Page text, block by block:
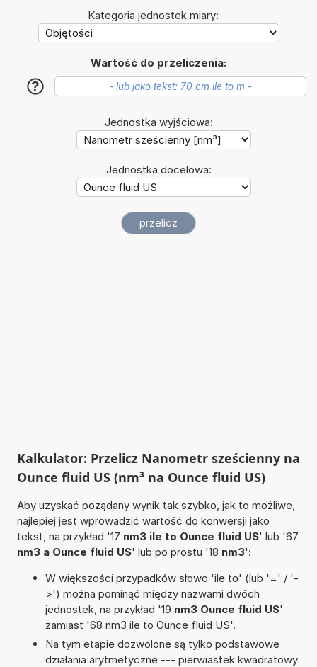
Kategoria jednostek miary:
Wartość do przeliczenia:
?
Jednostka wyjściowa:
Jednostka docelowa:
Kalkulator: Przelicz Nanometr sześcienny na
Ounce fluid US (nm³ na Ounce fluid US)
Aby uzyskać pożądany wynik tak szybko, jak to możliwe,
najlepiej jest wprowadzić wartość do konwersji jako
tekst, na przykład '17 nm3 ile to Ounce fluid US' lub '67
nm3 a Ounce fluid US' lub po prostu '18 nm3':
W większości przypadków słowo 'ile to' (lub '=' / '-
>') można pominąć między nazwami dwóch
jednostek, na przykład '19 nm3 Ounce fluid US'
zamiast '68 nm3 ile to Ounce fluid US'.
Na tym etapie dozwolone są tylko podstawowe
działania arytmetyczne --- pierwiastek kwadratowy